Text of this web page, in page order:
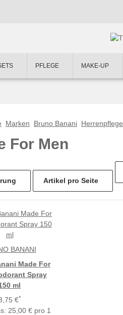
PFLEGE MAKE-UP
Marken Bruno Banani Herrenpflege
For Men
Artikel pro Seite
Made For
Spray
ml
€*
25,00 € pro 1
BANANI